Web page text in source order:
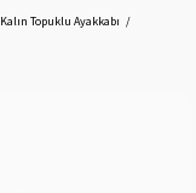
Kalın Topuklu Ayakkabı